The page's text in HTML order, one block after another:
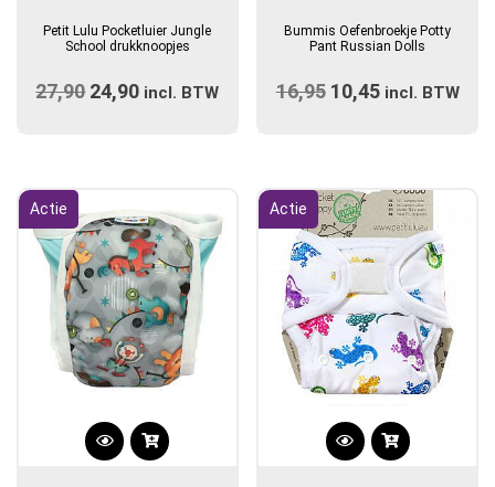
Petit Lulu Pocketluier Jungle
School drukknoopjes
27,90 Oorspronkelijke
24,90 Huidige
incl. BTW
heeft
variaties.
gekozen
worden
op
productpagina
Bummis Oefenbroekje Potty
Pant Russian Dolls
16,95 Oorspronkelijke
10,45Huidige
incl. BTW
Actie Actie